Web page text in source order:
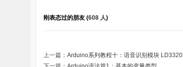
刚表态过的朋友 (608 人)
上一篇： Arduino系列教程十：语音识别模块 LD3320